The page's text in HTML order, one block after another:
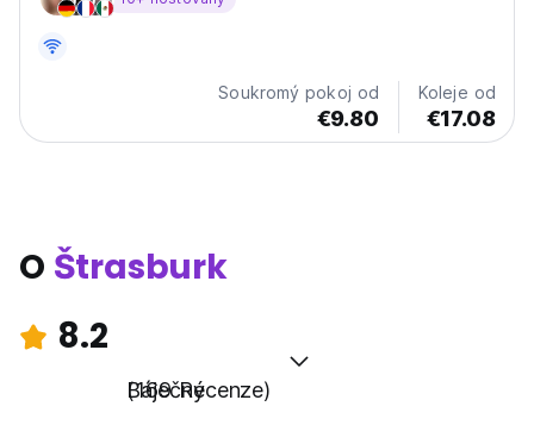
Soukromý pokoj od
€9.80
Koleje od
€17.08
O Štrasburk
8.2
Báječný
(169 Recenze)